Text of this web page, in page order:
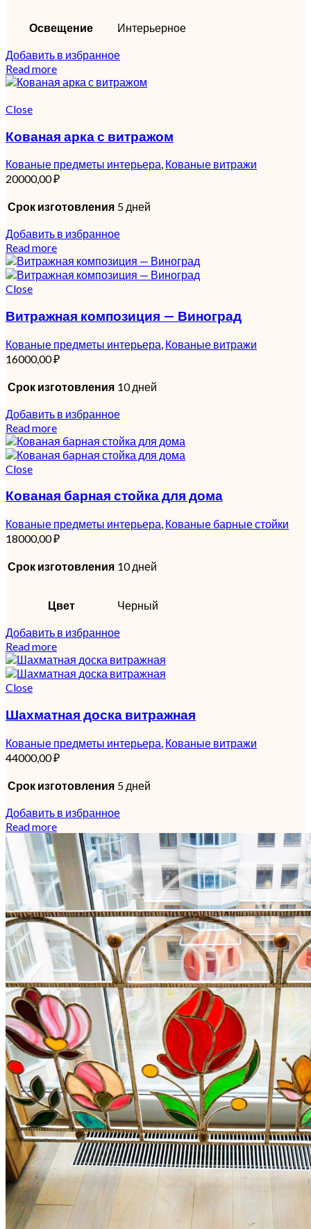
Освещение Интерьерное
Добавить в избранное
Read more
Close
Кованая арка с витражом
Кованые предметы интерьера, Кованые витражи
20000,00₽
Срок изготовления 5 дней
Добавить в избранное
Read more
Close
Витражная композиция — Виноград
Кованые предметы интерьера Кованые витражи
16000,00₽
Срок изготовления 10 дней
Добавить в избранное
Read more
Close
Кованая барная стойка для дома
Кованые предметы интерьера, Кованые барные стойки
18000,00₽
Срок изготовления 10 дней
Цвет Черный
Добавить в избранное
Read more
Close
Шахматная доска витражная
Кованые предметы интерьера Кованые витражи
44000,00₽
Срок изготовления 5 дней
Добавить в избранное
Read more